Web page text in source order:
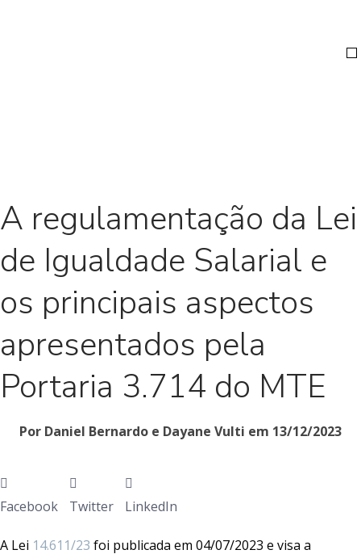
A regulamentação da Lei
de Igualdade Salarial e
os principais aspectos
apresentados pela
Portaria 3.714 do MTE
Por Daniel Bernardo e Dayane Vulti em 13/12/2023
Facebook Twitter LinkedIn
A Lei 14.611/23 foi publicada em 04/07/2023 e visa a